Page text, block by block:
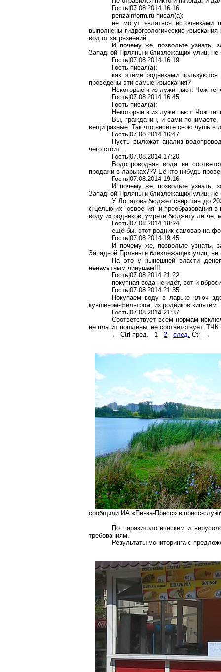
Гость|07.08.2014 16:16
penzainform.ru писал(a):
не могут являться источниками
выполнены гидрогеологические
вод от загрязнений.
И почему же, позвольте узнать,
Западной Прляны и близлежащих улиц, не
Гость|07.08.2014 16:19
Гость писал(a):
как этими родниками
проведены эти самые изыскания?
Некоторые и из лужи пьют. Чож
Гость|07.08.2014 16:45
Гость писал(a):
Некоторые и из лужи пьют. Чож
Вы, гражданин, и сами понимаете,
вещи разные. Так что несите свою чушь в
Гость|07.08.2014 16:47
Пусть выложат анализ
чего стоит...
Гость|07.08.2014 17:20
Водопроводная вода не
продажи в ларьках??? Её кто-нибудь
Гость|07.08.2014 19:16
И почему же, позвольте узнать,
Западной Прляны и близлежащих улиц, не
У Лопатова бюджет свёрстан до
с целью их "освоения" и преобразования
воду из родников, умрете бюджету легче,
Гость|07.08.2014 19:24
ещё бы. этот родник-самовар на
Гость|07.08.2014 19:45
И почему же, позвольте узнать,
Западной Прляны и близлежащих улиц, не
На это у нынешней власти
ненасытным чинушам!!!
Гость|07.08.2014 21:22
покупная вода не идёт, вот и
Гость|07.08.2014 21:35
Покупаем воду в ларьке ключ
кувшином-фильтром, из родников кипятим.
Гость|07.08.2014 21:37
Соответствует всем нормам
не платит пошлины, не соответствует. ТЧК
← Ctrl пред.
1 2 след. Ctrl →
сообщили ИА «Пенза-Пресс» в пресс-
По паразитологическим и
требованиям.
Результаты мониторинга с